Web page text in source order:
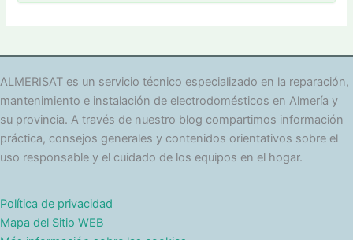
o
í
a
s
ALMERISAT es un servicio técnico especializado en la reparación,
mantenimiento e instalación de electrodomésticos en Almería y
su provincia. A través de nuestro blog compartimos información
práctica, consejos generales y contenidos orientativos sobre el
uso responsable y el cuidado de los equipos en el hogar.
Política de privacidad
Mapa del Sitio WEB